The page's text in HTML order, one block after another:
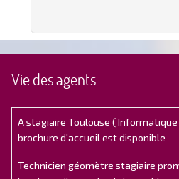
Vie des agents
A stagiaire Toulouse ( Informatique
brochure d'accueil est disponible
Technicien géomètre stagiaire